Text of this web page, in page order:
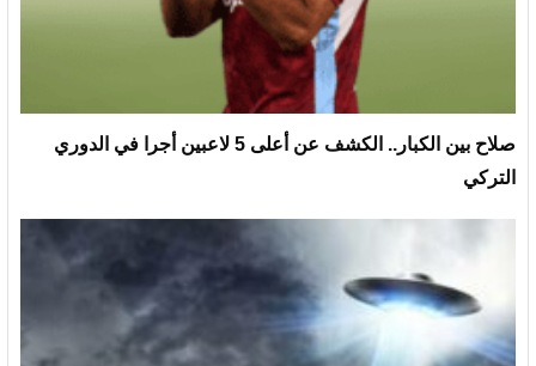
صلاح بين الكبار.. الكشف عن أعلى 5 لاعبين أجرا في الدوري
التركي